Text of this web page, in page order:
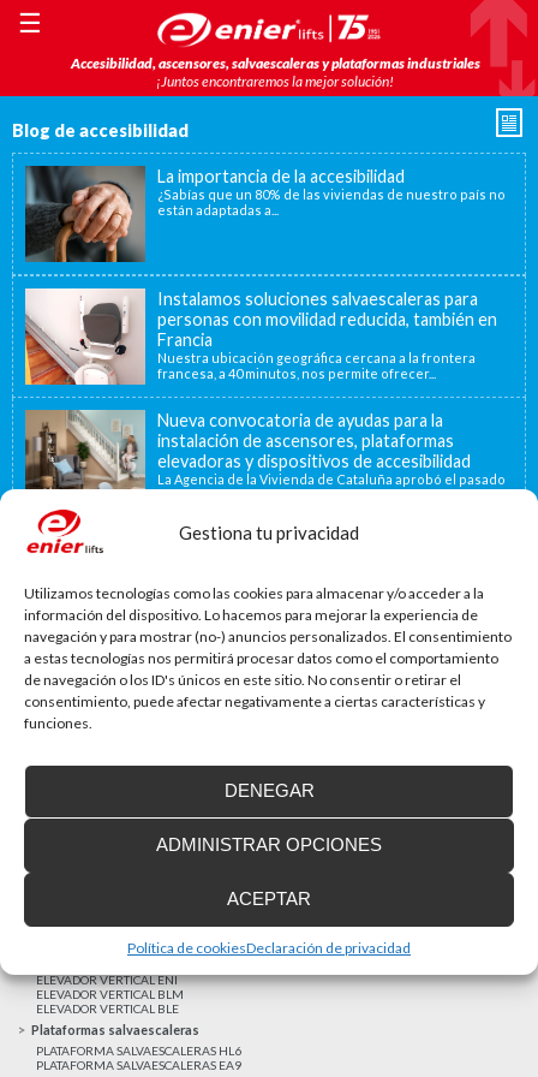
Gestiona tu privacidad
Utilizamos tecnologías como las cookies para almacenar y/o acceder a la
información del dispositivo. Lo hacemos para mejorar la experiencia de
navegación y para mostrar (no-) anuncios personalizados. El consentimiento
a estas tecnologías nos permitirá procesar datos como el comportamiento
de navegación o los ID's únicos en este sitio. No consentir o retirar el
consentimiento, puede afectar negativamente a ciertas características y
funciones.
ACEPTAR
DENEGAR
ADMINISTRAR OPCIONES
Política de cookiesDeclaración de privacidad
Accesibilidad, ascensores, salvaescaleras y plataformas industriales
¡Juntos encontraremos la mejor solución!
☰
Blog de accesibilidad
La importancia de la accesibilidad
¿Sabías que un 80% de las viviendas de nuestro país no
están adaptadas a...
Instalamos soluciones salvaescaleras para
personas con movilidad reducida, también en
Francia
Nuestra ubicación geográfica cercana a la frontera
francesa, a 40 minutos, nos permite ofrecer...
Nueva convocatoria de ayudas para la
instalación de ascensores, plataformas
elevadoras y dispositivos de accesibilidad
La Agencia de la Vivienda de Cataluña aprobó el pasado
15 de noviembre de...
La accesibilidad universal es una prioridad
MAS NOTICIAS
Elevadores verticales
ELEVADOR VERTICAL ENI
ELEVADOR VERTICAL BLM
ELEVADOR VERTICAL BLE
Plataformas salvaescaleras
PLATAFORMA SALVAESCALERAS HL6
PLATAFORMA SALVAESCALERAS EA9